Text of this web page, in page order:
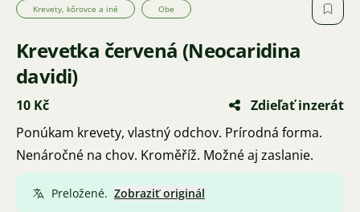
Krevety, kôrovce a iné Obe
Krevetka červená (Neocaridina
davidi)
10 Kč
Zdieľať inzerát
Ponúkam krevety, vlastný odchov. Prírodná forma.
Nenáročné na chov. Kroměříž. Možné aj zaslanie.
Preložené. Zobraziť originál